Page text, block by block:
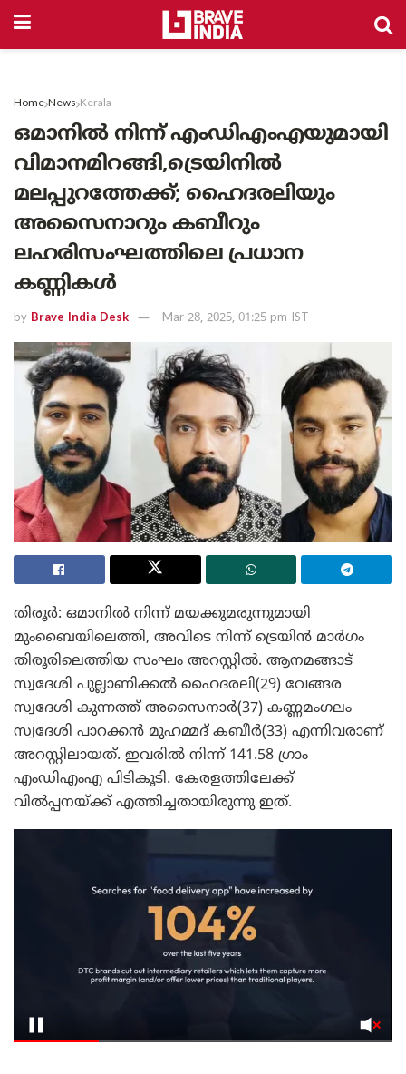
Home News Kerala
ഒമാനിൽ നിന്ന് എംഡിഎംഎയുമായി
വിമാനമിറങ്ങി,ട്രെയിനിൽ
മലപ്പുറത്തേക്ക്; ഹൈദരലിയും
അസൈനാറും കബീറും
ലഹരിസംഘത്തിലെ പ്രധാന
കണ്ണികൾ
by Brave India Desk Mar 28, 2025, 01:25 pm IST
തിരൂർ: ഒമാനിൽ നിന്ന് മയക്കുമരുന്നുമായി
മുംബൈയിലെത്തി, അവിടെ നിന്ന് ട്രെയിൻ മാർഗം
തിരൂരിലെത്തിയ സംഘം അറസ്റ്റിൽ. ആനമങ്ങാട്
സ്വദേശി പുല്ലാണിക്കൽ ഹൈദരലി(29) വേങ്ങര
സ്വദേശി കുന്നത്ത് അസൈനാർ(37) കണ്ണമംഗലം
സ്വദേശി പാറക്കൻ മുഹമ്മദ് കബീർ(33) എന്നിവരാണ്
അറസ്റ്റിലായത്. ഇവരിൽ നിന്ന് 141.58 ഗ്രാം
എംഡിഎംഎ പിടികൂടി. കേരളത്തിലേക്ക്
വിൽപ്പനയ്ക്ക് എത്തിച്ചതായിരുന്നു ഇത്.